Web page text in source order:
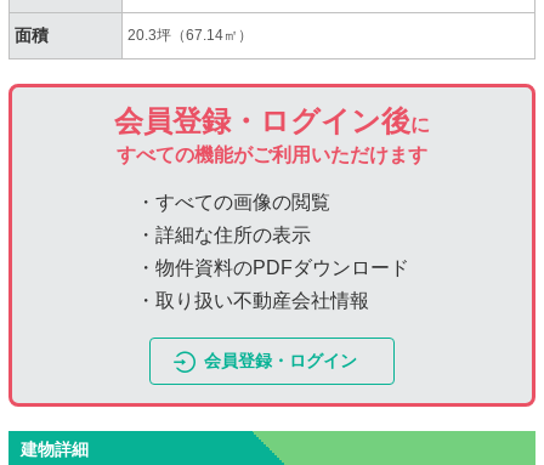
面積 20.3坪（67.14㎡）
会員登録・ログイン後に
すべての機能がご利用いただけます
・すべての画像の閲覧
・詳細な住所の表示
・物件資料のPDFダウンロード
・取り扱い不動産会社情報
会員登録・ログイン
建物詳細